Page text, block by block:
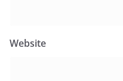
Website